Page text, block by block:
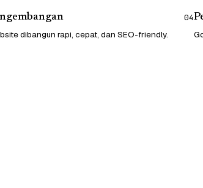
dibangun rapi, cepat, dan SEO-friendly.
04